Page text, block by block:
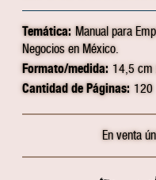
Temática: Manual para
Negocios en México.
Formato/medida: 14,5
Cantidad de Páginas: 120
En venta